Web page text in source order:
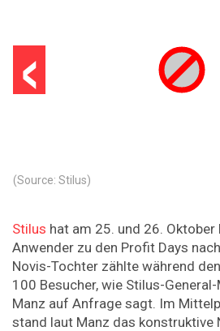
‹
(Source: Stilus)
Stilus hat am 25. und 26.
Anwender zu den Profit Days
Novis-Tochter zählte während
100 Besucher, wie Stilus-
Manz auf Anfrage sagt. Im
stand laut Manz das konstruktive